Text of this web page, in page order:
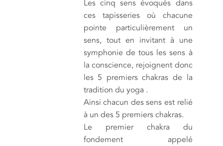
Les cinq sens évoqués dans
ces tapisseries où chacune
pointe particulièrement un
sens, tout en invitant à une
symphonie de tous les sens à
la conscience, rejoignent donc
les 5 premiers chakras de la
tradition du yoga .
Ainsi chacun des sens est relié
à un des 5 premiers chakras.
Le premier chakra du
fondement appelé